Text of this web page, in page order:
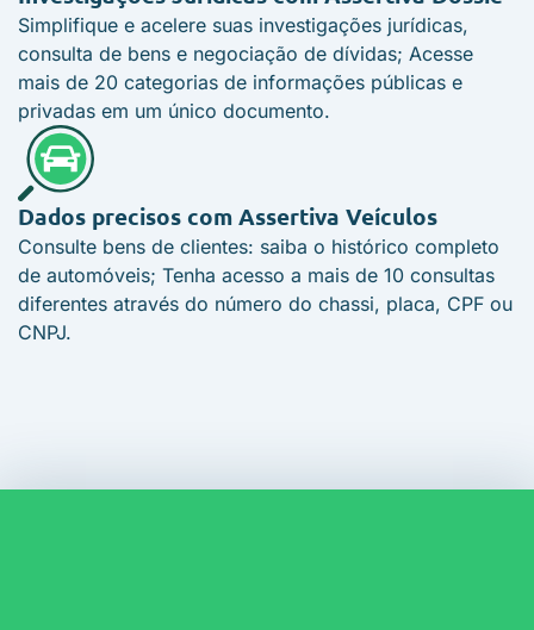
Simplifique e acelere suas investigações jurídicas,
consulta de bens e negociação de dívidas; Acesse
mais de 20 categorias de informações públicas e
privadas em um único documento.
Dados precisos com Assertiva Veículos
Consulte bens de clientes: saiba o histórico completo
de automóveis; Tenha acesso a mais de 10 consultas
diferentes através do número do chassi, placa, CPF ou
CNPJ.